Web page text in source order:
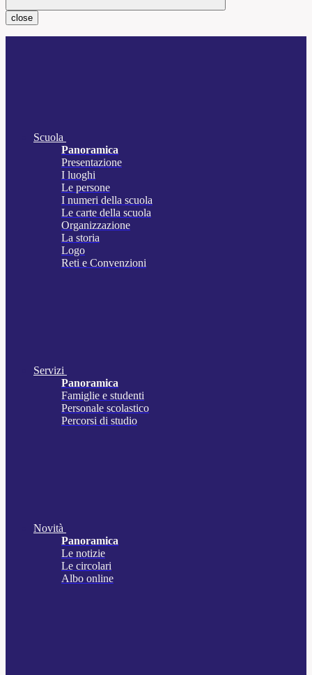
close
Scuola
Panoramica
Presentazione
I luoghi
Le persone
I numeri della scuola
Le carte della scuola
Organizzazione
La storia
Logo
Reti e Convenzioni
Servizi
Panoramica
Famiglie e studenti
Personale scolastico
Percorsi di studio
Novità
Panoramica
Le notizie
Le circolari
Albo online